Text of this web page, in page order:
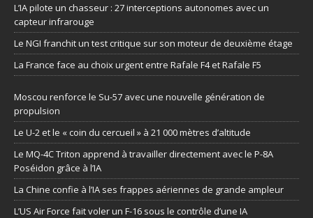
L’IA pilote un chasseur : 27 interceptions autonomes avec un
capteur infrarouge
Le NGI franchit un test critique sur son moteur de deuxième étage
La France face au choix urgent entre Rafale F4 et Rafale F5
Moscou renforce le Su-57 avec une nouvelle génération de
propulsion
Le U-2 et le « coin du cercueil » à 21 000 mètres d’altitude
Le MQ-4C Triton apprend à travailler directement avec le P-8A
Poséidon grâce à l’IA
La Chine confie à l’IA ses frappes aériennes de grande ampleur
L’US Air Force fait voler un F-16 sous le contrôle d’une IA